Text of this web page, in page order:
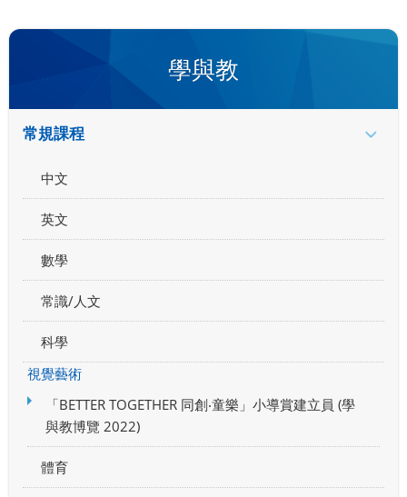
學與教
常規課程
中文
英文
數學
常識/人文
科學
視覺藝術
「BETTER TOGETHER 同創‧童樂」小導賞建立員 (學
與教博覽 2022)
體育